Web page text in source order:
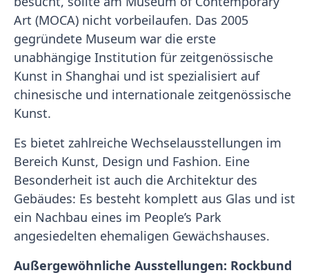
Art (MOCA) nicht vorbeilaufen. Das 2005
gegründete Museum war die erste
unabhängige Institution für zeitgenössische
Kunst in Shanghai und ist spezialisiert auf
chinesische und internationale zeitgenössische
Kunst.
Es bietet zahlreiche Wechselausstellungen im
Bereich Kunst, Design und Fashion. Eine
Besonderheit ist auch die Architektur des
Gebäudes: Es besteht komplett aus Glas und ist
ein Nachbau eines im People’s Park
angesiedelten ehemaligen Gewächshauses.
Außergewöhnliche Ausstellungen: Rockbund